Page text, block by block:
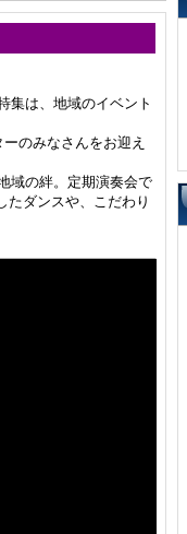
集は、地域のイベント
のみなさんをお迎え
域の絆。定期演奏会で
たダンスや、こだわり